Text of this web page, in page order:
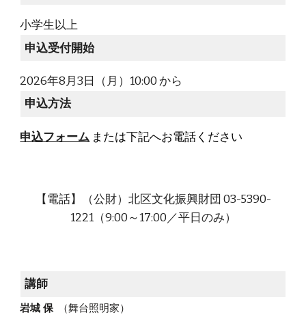
小学生以上
申込受付開始
2026年8月3 日（ 月 ）10:00 から
申込方法
申込フォーム または下記へお電話ください
【電話】（公財）北区文化振興財団 03-5390-
1221（9:00～17:00／平日のみ）
講師
岩城 保 （舞台照明家）